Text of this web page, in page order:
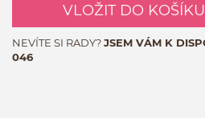
VLOŽIT DO KOŠÍKU
NEVÍTE SI RADY?JSEM VÁM K
046